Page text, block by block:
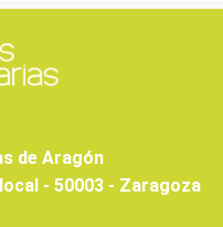
de Aragón
- 50003 - Zaragoza